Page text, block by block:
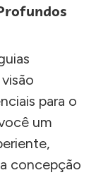
para o
um
concepção